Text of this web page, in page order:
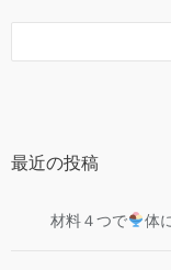
最近の投稿
材料４つで 体